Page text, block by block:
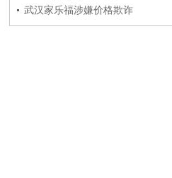
武汉家乐福涉嫌价格欺诈